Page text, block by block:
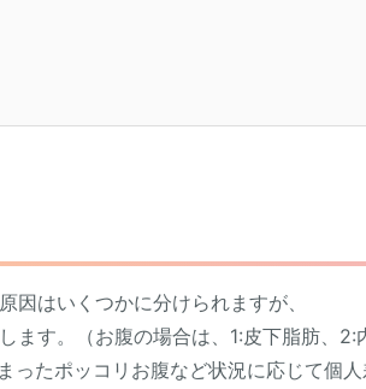
因はいくつかに分けられますが、
します。（お腹の場合は、1:皮下脂肪、2:
ったポッコリお腹など状況に応じて個